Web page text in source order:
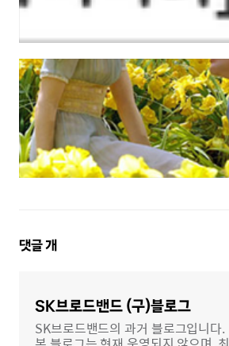
댓
댓글개
SK브로드밴드 (구)블로그
SK브로드밴드의 과거 블로그입니다.